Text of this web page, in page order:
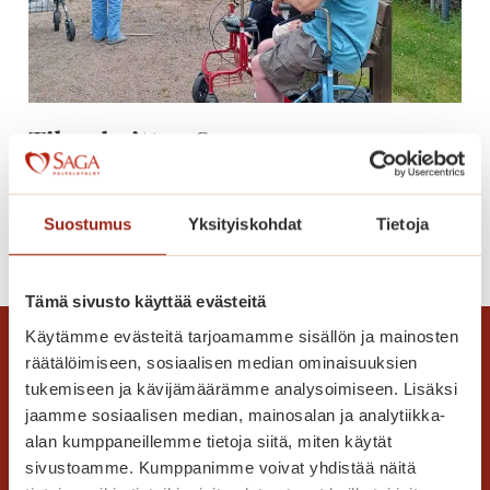
Suostumus Yksityiskohdat Tietoja
Tämä sivusto käyttää evästeitä
Käytämme evästeitä tarjoamamme sisällön ja mainosten
räätälöimiseen, sosiaalisen median ominaisuuksien
tukemiseen ja kävijämäärämme analysoimiseen. Lisäksi
jaamme sosiaalisen median, mainosalan ja analytiikka-
alan kumppaneillemme tietoja siitä, miten käytät
sivustoamme. Kumppanimme voivat yhdistää näitä
a
g
a
a
i
a
n
n
a
s
s
Tikanheittoa Saga
Kanalinrannassa
Lue lisää
n
h
i
t